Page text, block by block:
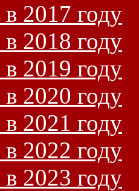
2017 году
2018 году
2019 году
2020 году
2021 году
2022 году
2023 году